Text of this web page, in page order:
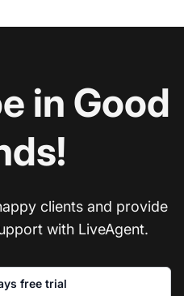
in Good
clients and provide
with LiveAgent.
free trial